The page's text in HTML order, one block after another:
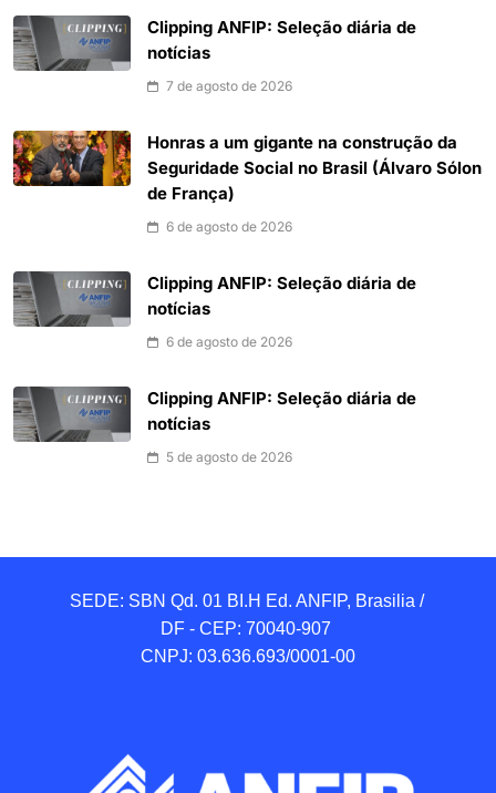
Clipping ANFIP: Seleção diária de
notícias
7 de agosto de 2026
Honras a um gigante na construção da
Seguridade Social no Brasil (Álvaro Sólon
de França)
6 de agosto de 2026
Clipping ANFIP: Seleção diária de
notícias
6 de agosto de 2026
Clipping ANFIP: Seleção diária de
notícias
5 de agosto de 2026
SEDE: SBN Qd. 01 BI.H Ed. ANFIP, Brasilia /
DF - CEP: 70040-907
CNPJ: 03.636.693/0001-00